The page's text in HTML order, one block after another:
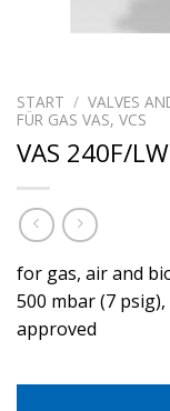
START / VALVES
FÜR GAS VAS, VCS
VAS 240F/LW
for gas, air and
500 mbar (7
approved